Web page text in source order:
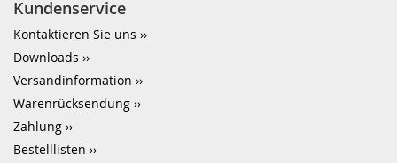
Kundenservice
Kontaktieren Sie uns
Downloads
Versandinformation
Warenrücksendung
Zahlung
Bestelllisten